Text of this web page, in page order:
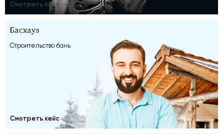
Смотреть кейс
Басхауз
Строительство бань
Смотреть кейс